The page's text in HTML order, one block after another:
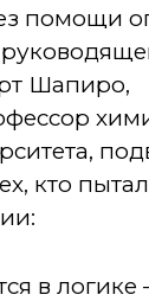
помощи
Шапиро,
кто
в логике